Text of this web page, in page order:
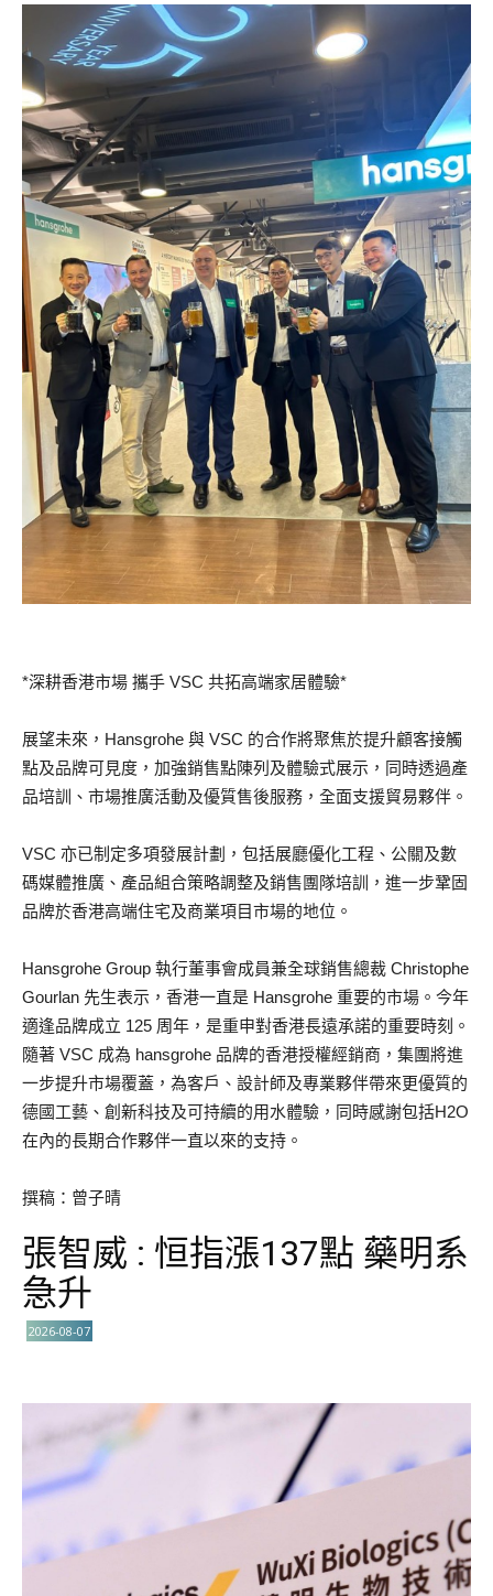
*深耕香港市場 攜手 VSC 共拓高端家居體驗*
展望未來，Hansgrohe 與 VSC 的合作將聚焦於提升顧客接觸
點及品牌可見度，加強銷售點陳列及體驗式展示，同時透過產
品培訓、市場推廣活動及優質售後服務，全面支援貿易夥伴。
VSC 亦已制定多項發展計劃，包括展廳優化工程、公關及數
碼媒體推廣、產品組合策略調整及銷售團隊培訓，進一步鞏固
品牌於香港高端住宅及商業項目市場的地位。
Hansgrohe Group 執行董事會成員兼全球銷售總裁 Christophe
Gourlan 先生表示，香港一直是 Hansgrohe 重要的市場。今年
適逢品牌成立 125 周年，是重申對香港長遠承諾的重要時刻。
隨著 VSC 成為 hansgrohe 品牌的香港授權經銷商，集團將進
一步提升市場覆蓋，為客戶、設計師及專業夥伴帶來更優質的
德國工藝、創新科技及可持續的用水體驗，同時感謝包括H2O
在內的長期合作夥伴一直以來的支持。
撰稿：曾子晴
張智威 : 恒指漲137點 藥明系
急升
2026-08-07